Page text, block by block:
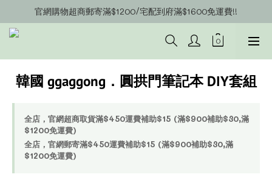
官網會員募集中~立即註冊即可獲得購物金$20!!!
官網購物超商郵寄滿$1200/宅配到府滿$1600免運費!!
官網會員募集中~立即註冊即可獲得購物金$20!!!
韓國 ggaggong．圓拱門筆記本 DIY套組
全店，官網超商取貨滿$450運費補助$15 (滿$900補助$30,滿
$1200免運費)
全店，官網郵寄滿$450運費補助$15 (滿$900補助$30,滿
$1200免運費)